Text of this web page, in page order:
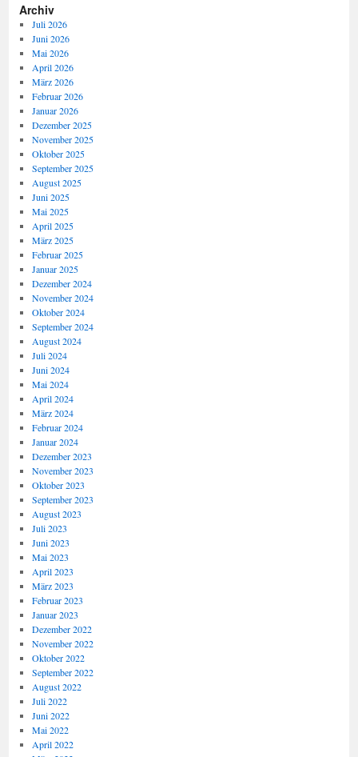
Archiv
Juli 2026
Juni 2026
Mai 2026
April 2026
März 2026
Februar 2026
Januar 2026
Dezember 2025
November 2025
Oktober 2025
September 2025
August 2025
Juni 2025
Mai 2025
April 2025
März 2025
Februar 2025
Januar 2025
Dezember 2024
November 2024
Oktober 2024
September 2024
August 2024
Juli 2024
Juni 2024
Mai 2024
April 2024
März 2024
Februar 2024
Januar 2024
Dezember 2023
November 2023
Oktober 2023
September 2023
August 2023
Juli 2023
Juni 2023
Mai 2023
April 2023
März 2023
Februar 2023
Januar 2023
Dezember 2022
November 2022
Oktober 2022
September 2022
August 2022
Juli 2022
Juni 2022
Mai 2022
April 2022